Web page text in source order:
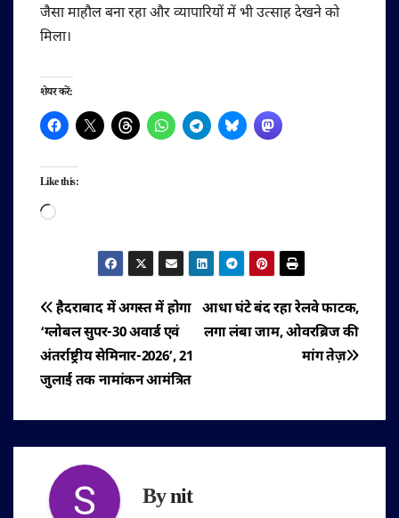
जैसा माहौल बना रहा और व्यापारियों में भी उत्साह देखने को
मिला।
शेयर करें:
Like this:
Loading…
पोस्ट
नेविगेशन
आधा घंटे बंद रहा रेलवे फाटक,
लगा लंबा जाम, ओवरब्रिज की
मांग तेज़
हैदराबाद में अगस्त में होगा
‘ग्लोबल सुपर-30 अवार्ड एवं
अंतर्राष्ट्रीय सेमिनार-2026’, 21
जुलाई तक नामांकन आमंत्रित
Bynit